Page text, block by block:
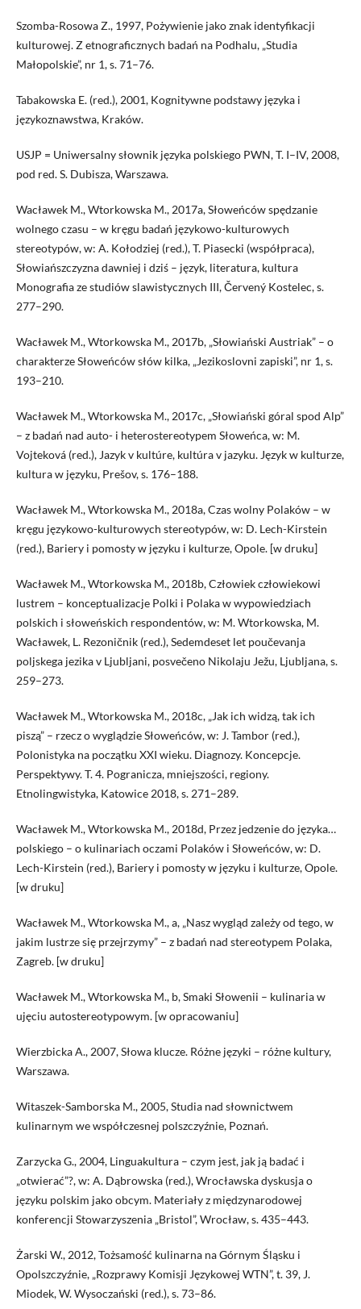
Szomba-Rosowa Z., 1997, Pożywienie jako znak identyfikacji
kulturowej. Z etnograficznych badań na Podhalu, „Studia
Małopolskie”, nr 1, s. 71–76.
Tabakowska E. (red.), 2001, Kognitywne podstawy języka i
językoznawstwa, Kraków.
USJP = Uniwersalny słownik języka polskiego PWN, T. I–IV, 2008,
pod red. S. Dubisza, Warszawa.
Wacławek M., Wtorkowska M., 2017a, Słoweńców spędzanie
wolnego czasu – w kręgu badań językowo-kulturowych
stereotypów, w: A. Kołodziej (red.), T. Piasecki (współpraca),
Słowiańszczyzna dawniej i dziś – język, literatura, kultura
Monografia ze studiów slawistycznych III, Červený Kostelec, s.
277–290.
Wacławek M., Wtorkowska M., 2017b, „Słowiański Austriak” – o
charakterze Słoweńców słów kilka, „Jezikoslovni zapiski”, nr 1, s.
193–210.
Wacławek M., Wtorkowska M., 2017c, „Słowiański góral spod Alp”
– z badań nad auto- i hetero­stereotypem Słoweńca, w: M.
Vojteková (red.), Jazyk v kultúre, kultúra v jazyku. Język w kulturze,
kultura w języku, Prešov, s. 176–188.
Wacławek M., Wtorkowska M., 2018a, Czas wolny Polaków – w
kręgu językowo-kulturowych stereotypów, w: D. Lech-Kirstein
(red.), Bariery i pomosty w języku i kulturze, Opole. [w druku]
Wacławek M., Wtorkowska M., 2018b, Człowiek człowiekowi
lustrem – konceptualizacje Polki i Polaka w wypowiedziach
polskich i słoweńskich respondentów, w: M. Wtorkowska, M.
Wacławek, L. Rezoničnik (red.), Sedemdeset let poučevanja
poljskega jezika v Ljubljani, posvečeno Nikolaju Ježu, Ljubljana, s.
259–273.
Wacławek M., Wtorkowska M., 2018c, „Jak ich widzą, tak ich
piszą” – rzecz o wyglądzie Słoweńców, w: J. Tambor (red.),
Polonistyka na początku XXI wieku. Diagnozy. Koncepcje.
Perspektywy. T. 4. Pogranicza, mniejszości, regiony.
Etnolingwistyka, Katowice 2018, s. 271–289.
Wacławek M., Wtorkowska M., 2018d, Przez jedzenie do języka…
polskiego – o kulinariach oczami Polaków i Słoweńców, w: D.
Lech-Kirstein (red.), Bariery i pomosty w języku i kulturze, Opole.
[w druku]
Wacławek M., Wtorkowska M., a, „Nasz wygląd zależy od tego, w
jakim lustrze się przejrzymy” – z badań nad stereotypem Polaka,
Zagreb. [w druku]
Wacławek M., Wtorkowska M., b, Smaki Słowenii – kulinaria w
ujęciu autostereotypowym. [w opracowaniu]
Wierzbicka A., 2007, Słowa klucze. Różne języki – różne kultury,
Warszawa.
Witaszek-Samborska M., 2005, Studia nad słownictwem
kulinarnym we współczesnej polszczyźnie, Poznań.
Zarzycka G., 2004, Linguakultura – czym jest, jak ją badać i
„otwierać”?, w: A. Dąbrowska (red.), Wrocławska dyskusja o
języku polskim jako obcym. Materiały z międzynarodowej
konferencji Stowarzyszenia „Bristol”, Wrocław, s. 435–443.
Żarski W., 2012, Tożsamość kulinarna na Górnym Śląsku i
Opolszczyźnie, „Rozprawy Komisji Językowej WTN”, t. 39, J.
Miodek, W. Wysoczański (red.), s. 73–86.